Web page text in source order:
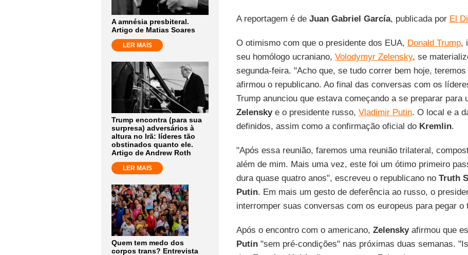
A amnésia presbiteral.
Artigo de Matias Soares
LER MAIS
Trump encontra (para sua
surpresa) adversários à
altura no Irã: líderes tão
obstinados quanto ele.
Artigo de Andrew Roth
LER MAIS
Quem tem medo dos
corpos trans? Entrevista
A reportagem é de Juan Gabriel García, publicada por El
O otimismo com que o presidente dos EUA, Donald Trump,
seu homólogo ucraniano, Volodymyr Zelensky, se
segunda-feira. "Acho que, se tudo correr bem hoje,
afirmou o republicano. Ao final das conversas com os
Trump anunciou que estava começando a se preparar para
Zelenskye o presidente russo, Vladimir Putin. O local e a
definidos, assim como a confirmação oficial do Kremlin.
"Após essa reunião, faremos uma reunião trilateral,
além de mim. Mais uma vez, este foi um ótimo primeiro
dura quase quatro anos", escreveu o republicano no Truth
Putin. Em mais um gesto de deferência ao russo, o
interromper suas conversas com os europeus para pegar o
Após o encontro com o americano, Zelenskyafirmou que
Putin"sem pré-condições" nas próximas duas semanas.